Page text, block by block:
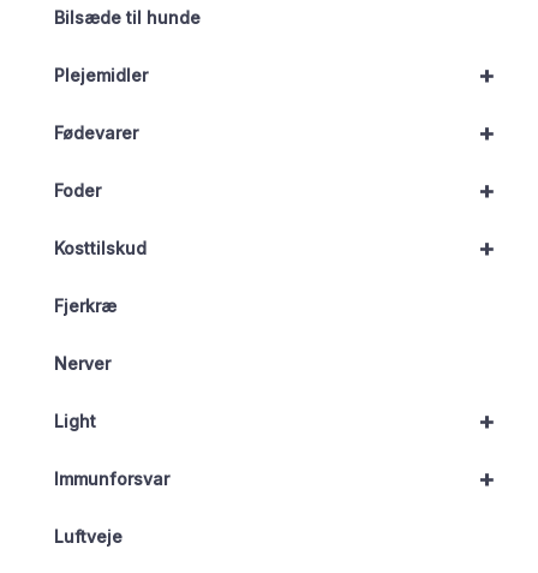
Bilsæde til hunde
+
Plejemidler
+
Fødevarer
+
Foder
+
Kosttilskud
Fjerkræ
Nerver
+
Light
+
Immunforsvar
Luftveje